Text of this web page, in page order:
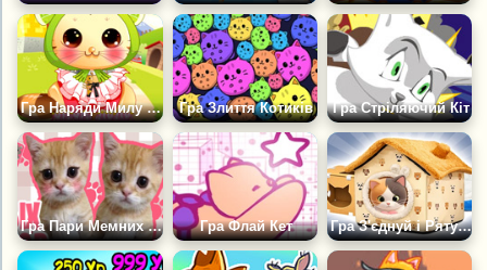
Гра Наряди Милу Кішку Гра Злиття Котиків Гра Стріляючий Кіт
Гра Пари Мемних Котиків Гра Флай Кет Гра З'єднуй і Рятуй: Котячий Притулок